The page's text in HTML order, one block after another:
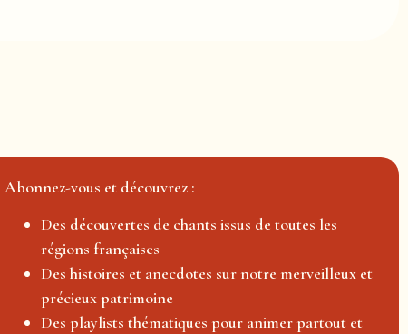
Abonnez-vous et découvrez :
Des découvertes de chants issus de toutes les
régions françaises
Des histoires et anecdotes sur notre merveilleux et
précieux patrimoine
Des playlists thématiques pour animer partout et